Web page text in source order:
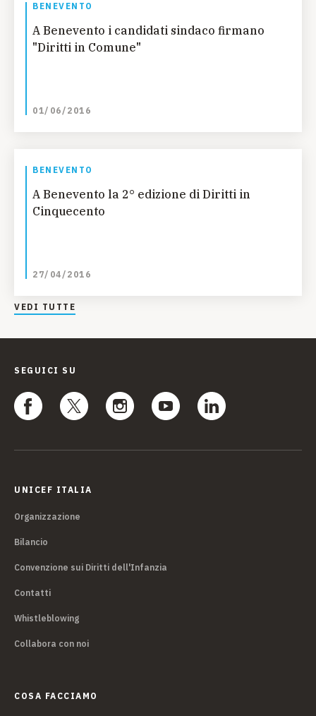
BENEVENTO
A Benevento i candidati sindaco firmano
"Diritti in Comune"
01/06/2016
BENEVENTO
A Benevento la 2° edizione di Diritti in
Cinquecento
27/04/2016
VEDI TUTTE
SEGUICI SU
UNICEF ITALIA
Organizzazione
Bilancio
Convenzione sui Diritti dell'Infanzia
Contatti
Whistleblowing
Collabora con noi
COSA FACCIAMO